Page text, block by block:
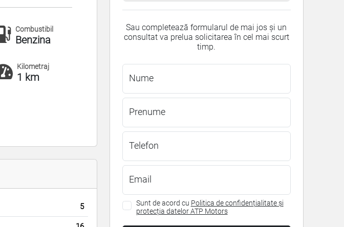
Combustibil
Benzina
Kilometraj
1 km
5
Sau completează formularul de mai jos și un
consultat va prelua solicitarea în cel mai scurt
timp.
Nume
Prenume
Telefon
Email
Sunt de acord cu Politica de confidențialitate și
protecția datelor ATP Motors